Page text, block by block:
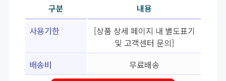
구분
내용
사용기한
[상품 상세 페이지 내 별도표기
및 고객센터 문의]
배송비
무료배송